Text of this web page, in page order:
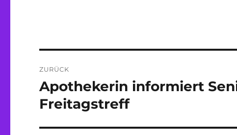
ZURÜCK
Vorheriger
Beitrag:
Apothekerin informiert
Freitagstreff